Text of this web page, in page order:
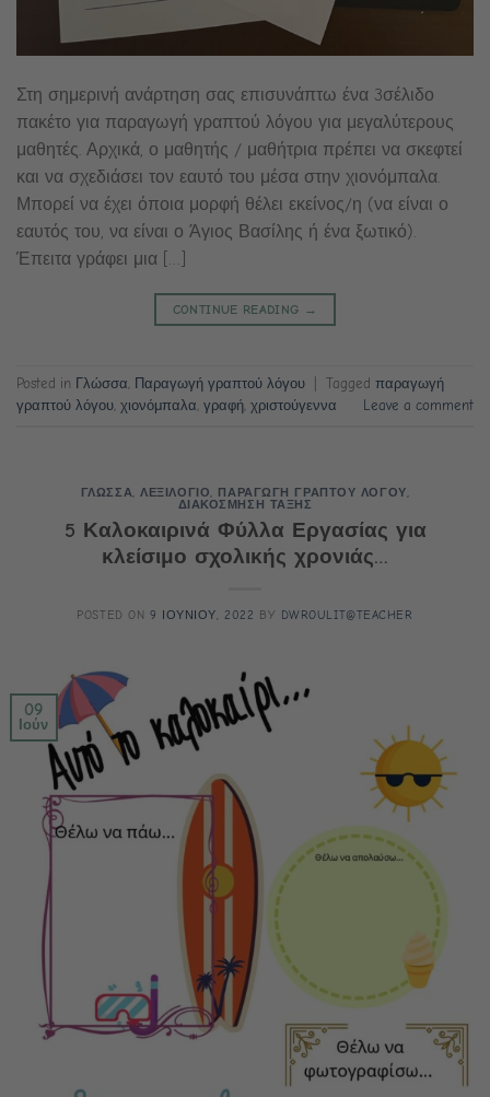
Στη σημερινή ανάρτηση σας επισυνάπτω ένα 3σέλιδο
πακέτο για παραγωγή γραπτού λόγου για μεγαλύτερους
μαθητές. Αρχικά, ο μαθητής / μαθήτρια πρέπει να σκεφτεί
και να σχεδιάσει τον εαυτό του μέσα στην χιονόμπαλα.
Μπορεί να έχει όποια μορφή θέλει εκείνος/η (να είναι ο
εαυτός του, να είναι ο Άγιος Βασίλης ή ένα ξωτικό).
Έπειτα γράφει μια […]
CONTINUE READING →
Posted in Γλώσσα, Παραγωγή γραπτού λόγου Tagged παραγωγή
γραπτού λόγου, χιονόμπαλα, γραφή, χριστούγεννα Leave a comment
ΓΛΩΣΣΑ,ΛΕΞΙΛΟΓΙΟ, ΠΑΡΑΓΩΓΗ ΓΡΑΠΤΟΥ ΛΟΓΟΥ,
ΔΙΑΚΟΣΜΗΣΗ ΤΑΞΗΣ
5 Καλοκαιρινά Φύλλα Εργασίας για
κλείσιμο σχολικής χρονιάς…
POSTED ON 9 ΙΟΥΝΙΟΥ, 2022 BY DWROULIT@TEACHER
09
Ιούν